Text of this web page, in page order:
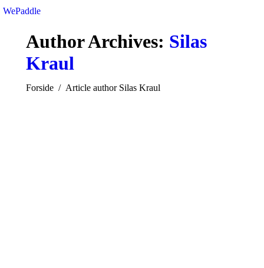
WePaddle
Author Archives: Silas
Kraul
You are here:
Forside Article author Silas Kraul